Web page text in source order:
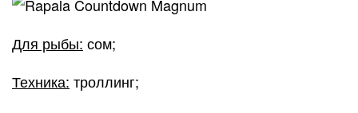
Для рыбы: сом;
Техника: троллинг;